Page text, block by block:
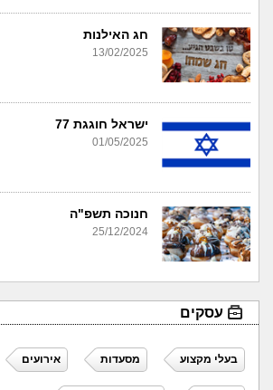
חג האילנות
13/02/2025
ישראל חוגגת 77
01/05/2025
חנוכה תשפ"ה
25/12/2024
עסקים
בעלי מקצוע מסעדות אירועים